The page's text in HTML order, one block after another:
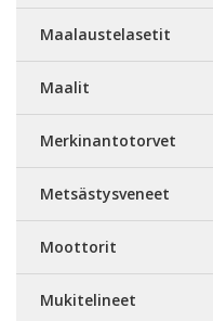
Maalaustelasetit
Maalit
Merkinantotorvet
Metsästysveneet
Moottorit
Mukitelineet